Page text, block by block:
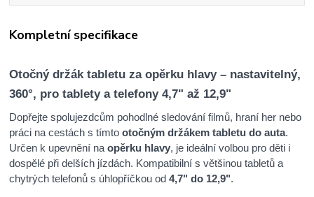
Kompletní specifikace
Otočný držák tabletu za opěrku hlavy – nastavitelný,
360°, pro tablety a telefony 4,7" až 12,9"
Dopřejte spolujezdcům pohodlné sledování filmů, hraní her nebo
práci na cestách s tímtootočným držákem tabletu do auta.
Určen k upevnění naopěrku hlavy, je ideální volbou pro děti i
dospělé při delších jízdách. Kompatibilní s většinou tabletů a
chytrých telefonů s úhlopříčkou od4,7" do 12,9".